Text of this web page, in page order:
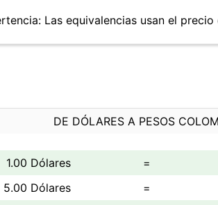
Las equivalencias usan el
DE DÓLARES A PESOS
1.00 Dólares =
5.00 Dólares
=